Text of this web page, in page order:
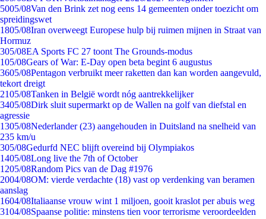
5005/08Van den Brink zet nog eens 14 gemeenten onder toezicht om
spreidingswet
1805/08Iran overweegt Europese hulp bij ruimen mijnen in Straat van
Hormuz
305/08EA Sports FC 27 toont The Grounds-modus
105/08Gears of War: E-Day open beta begint 6 augustus
3605/08Pentagon verbruikt meer raketten dan kan worden aangevuld,
tekort dreigt
2105/08Tanken in België wordt nóg aantrekkelijker
3405/08Dirk sluit supermarkt op de Wallen na golf van diefstal en
agressie
1305/08Nederlander (23) aangehouden in Duitsland na snelheid van
235 km/u
305/08Gedurfd NEC blijft overeind bij Olympiakos
1405/08Long live the 7th of October
1205/08Random Pics van de Dag #1976
2004/08OM: vierde verdachte (18) vast op verdenking van beramen
aanslag
1604/08Italiaanse vrouw wint 1 miljoen, gooit kraslot per abuis weg
3104/08Spaanse politie: minstens tien voor terrorisme veroordeelden